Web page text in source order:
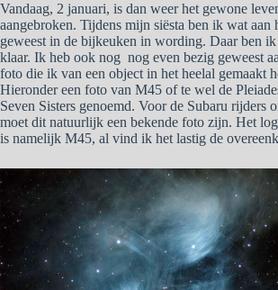
Vandaag, 2 januari, is dan weer het gewone
aangebroken. Tijdens mijn siësta ben ik wat aan
geweest in de bijkeuken in wording. Daar ben
klaar. Ik heb ook nog nog even bezig geweest
foto die ik van een object in het heelal gemaakt
Hieronder een foto van M45 of te wel de
Seven Sisters genoemd. Voor de Subaru rijders
moet dit natuurlijk een bekende foto zijn. Het
is namelijk M45, al vind ik het lastig de